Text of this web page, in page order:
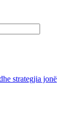
strategjia jonë